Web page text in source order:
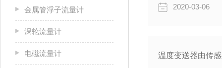
金属管浮子流量计
涡轮流量计
电磁流量计
2020-03-06
温度变送器由传